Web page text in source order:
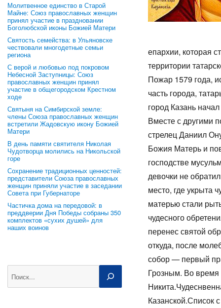
Молитвенное единство в Старой
Майне: Союз православных женщин
принял участие в праздновании
Боголюбской иконы Божией Матери
Святость семейства: в Ульяновске
чествовали многодетные семьи
региона
С верой и любовью под покровом
Небесной Заступницы: Союз
православных женщин принял
участие в общегородском Крестном
ходе
Святыня на Симбирской земле:
члены Союза православных женщин
встретили Жадовскую икону Божией
Матери
В день памяти святителя Николая
Чудотворца молились на Никольской
горе
Сохранение традиционных ценностей:
представители Союза православных
женщин приняли участие в заседании
Совета при Губернаторе
Частичка дома на передовой: в
преддверии Дня Победы собраны 350
комплектов «сухих душей» для
наших воинов
епархии, которая
территории
Пожар 1579 года,
часть города,
город Казань
Вместе с другими
стрелец Даниил
Божия Матерь и
господстве
девочки не
место, где укрыта
матерью стали
чудесного
перенес святой
откуда, после
собор — первый
Грозным. Во
Казанской.Список